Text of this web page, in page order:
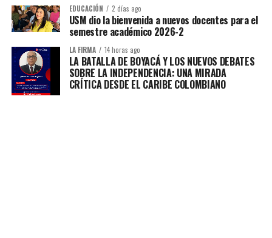
EDUCACIÓN 2 días ago
USM dio la bienvenida a nuevos docentes para el
semestre académico 2026-2
LA FIRMA 14 horas ago
LA BATALLA DE BOYACÁ Y LOS NUEVOS DEBATES
SOBRE LA INDEPENDENCIA: UNA MIRADA
CRÍTICA DESDE EL CARIBE COLOMBIANO